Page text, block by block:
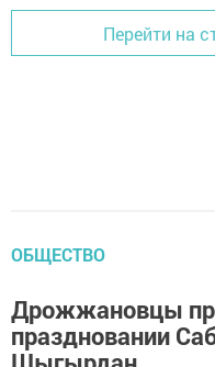
Перейти на
ОБЩЕСТВО
Дрожжановцы
праздновании